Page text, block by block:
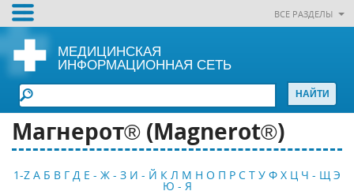
ВСЕ РАЗДЕЛЫ
МЕДИЦИНСКАЯ
ИНФОРМАЦИОННАЯ СЕТЬ
Магнерот® (Magnerot®)
1-Z А Б В Г Д Е - Ж - З И - Й К Л М Н О П Р С Т У Ф Х Ц Ч - Щ Э
Ю - Я